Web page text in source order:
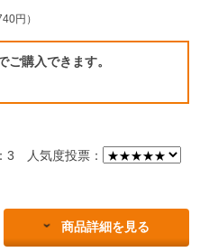
円）
ご購入できます。
3 人気度投票：
商品詳細を見る